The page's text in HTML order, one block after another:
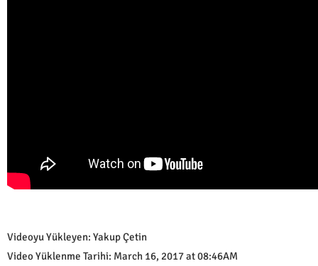
Videoyu Yükleyen: Yakup Çetin
Video Yüklenme Tarihi: March 16, 2017 at 08:46AM